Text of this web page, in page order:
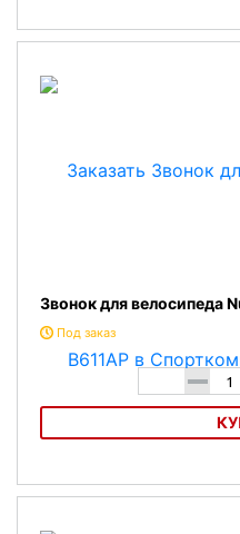
Звонок для велосипеда Nuvo I
Звонок для велосипеда
Под заказ
-
Звонок для велосипеда Nuvo